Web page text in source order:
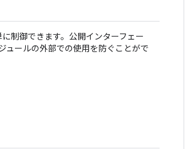
制御できます。公開インターフェー
ュールの外部での使用を防ぐことがで